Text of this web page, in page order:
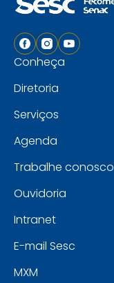
Conheça
Diretoria
Serviços
Agenda
Trabalhe conosco
Ouvidoria
Intranet
E-mail Sesc
MXM